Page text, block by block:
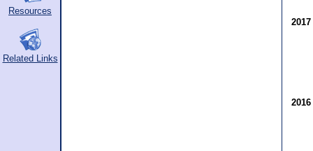
Resources
Related Links
2017
2016